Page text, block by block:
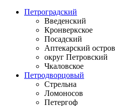
Петроградский
Введенский
Кронверкское
Посадский
Аптекарский остров
округ Петровский
Чкаловское
Петродворцовый
Стрельна
Ломоносов
Петергоф